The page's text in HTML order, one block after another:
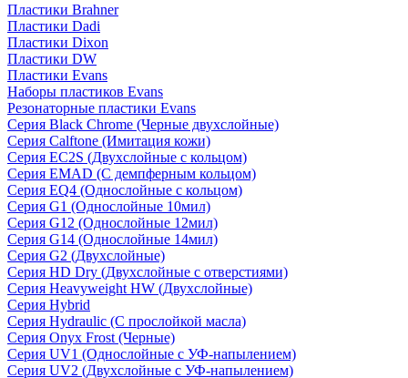
Пластики Brahner
Пластики Dadi
Пластики Dixon
Пластики DW
Пластики Evans
Наборы пластиков Evans
Резонаторные пластики Evans
Серия Black Chrome (Черные двухслойные)
Серия Calftone (Имитация кожи)
Серия EC2S (Двухслойные с кольцом)
Серия EMAD (С демпферным кольцом)
Серия EQ4 (Однослойные с кольцом)
Серия G1 (Однослойные 10мил)
Серия G12 (Однослойные 12мил)
Серия G14 (Однослойные 14мил)
Серия G2 (Двухслойные)
Серия HD Dry (Двухслойные с отверстиями)
Серия Heavyweight HW (Двухслойные)
Серия Hybrid
Серия Hydraulic (С прослойкой масла)
Серия Onyx Frost (Черные)
Серия UV1 (Однослойные с УФ-напылением)
Серия UV2 (Двухслойные с УФ-напылением)